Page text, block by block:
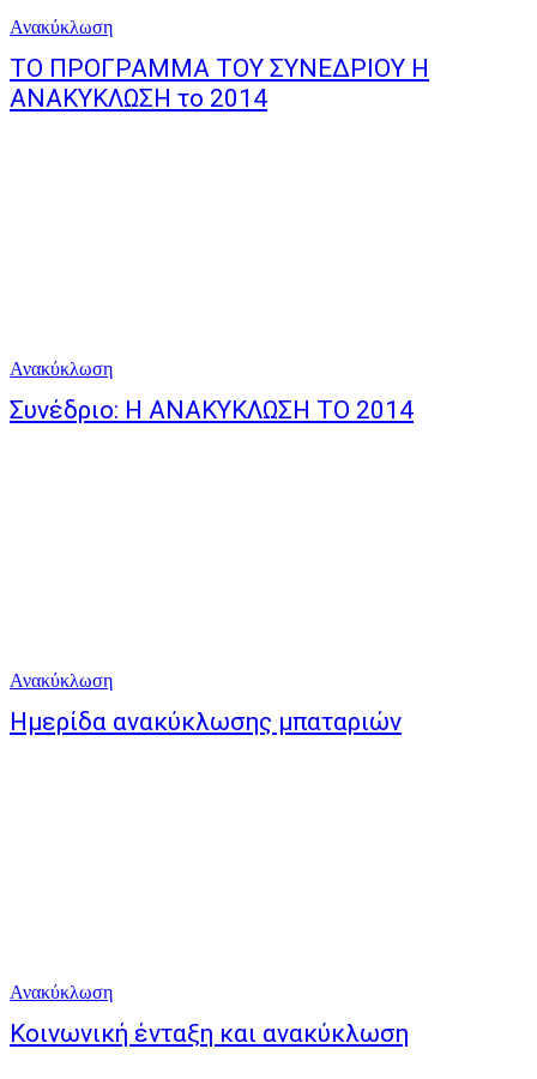
Ανακύκλωση
ΤΟ ΠΡΟΓΡΑΜΜΑ ΤΟΥ ΣΥΝΕΔΡΙΟΥ Η
ΑΝΑΚΥΚΛΩΣΗ το 2014
Ανακύκλωση
Συνέδριο: Η ΑΝΑΚΥΚΛΩΣΗ ΤΟ 2014
Ανακύκλωση
Ημερίδα ανακύκλωσης μπαταριών
Ανακύκλωση
Κοινωνική ένταξη και ανακύκλωση